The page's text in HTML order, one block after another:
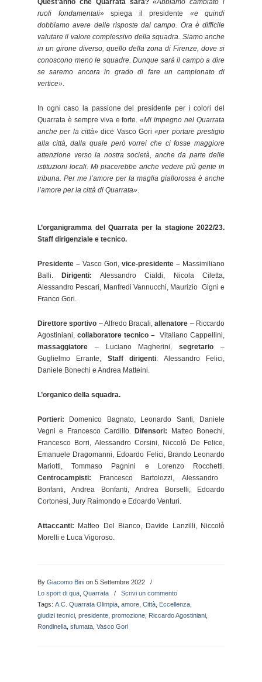
ruoli fondamentali»spiega il presidente «e quindi
dobbiamo avere delle risposte dal campo. Ora è difficile
valutare il valore complessivo della squadra. Siamo anche
in un girone diverso, quello della zona di Firenze, dove si
conoscono meno le squadre. Dunque sarà il campo a dire
se saremo ancora in grado di fare un campionato di
vertice»
In ogni caso la passione del presidente per i colori del
Quarrata è sempre viva e forte. «Mi impegno nel Quarrata
anche per la città» dice Vasco Gori«per portare prestigio
alla città, dalla quale però vorrei che ci fosse maggiore
attenzione verso la nostra società, anche da parte delle
istituzioni locali. Mi piacerebbe anche vedere più gente in
tribuna. Per me l’amore per la maglia giallorossa è anche
l’amore per la città di Quarrata»
L’organigramma del Quarrata per la stagione 2022/23.
Staff dirigenziale e tecnico.
Presidente – Vasco Gori, vice-presidente – Massimiliano
Balli.Dirigenti:
Alessandro Cialdi, Nicola Ciletta,
Alessandro Pescari, Manfredi Vannucchi, Maurizio Gigni e
Franco Gori.
Direttore sportivo – Alfredo Bracali,allenatore – Riccardo
Agostiniani, collaboratore tecnico – Vitaliano Cappellini,
massaggiatore – Luciano Magherini,segretario –
Guglielmo Errante, Staff dirigenti: Alessandro Felici,
Daniele Bonechi e Andrea Matteini.
L’organico della squadra.
Portieri: Domenico Bagnato, Leonardo Santi, Daniele
Vegni e Francesco Cardillo.Difensori: Matteo Bonechi,
Francesco Borri, Alessandro Corsini, Niccolò De Felice,
Emanuele Dragomanni, Edoardo Felici, Brando Leonardo
Mariotti, Tommaso Pagnini e Lorenzo Rocchetti.
Centrocampisti: Francesco Bartolozzi, Alessandro
Bonfanti, Andrea Bonfanti, Andrea Borselli, Edoardo
Cortonesi, Jury Raimondo e Edoardo Venturi.
Attaccanti: Matteo Del Bianco, Davide Lanzilli, Niccolò
Morelli e Luca Vigoroso.
By Giacomo Bini on 5 Settembre 2022
/
Lo sport di qua Quarrata / Scrivi un commento
Tags: A.C. Quarrata Olimpia amore Città Eccellenza
giudizi tecnici presidente promozione Riccardo Agostiniani
Rondinella sfumata Vasco Gori